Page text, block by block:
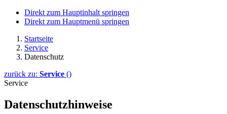
Direkt zum Hauptinhalt springen
Direkt zum Hauptmenü springen
Startseite
Service
Datenschutz
zurück zu: Service ()
Service
Datenschutzhinweise